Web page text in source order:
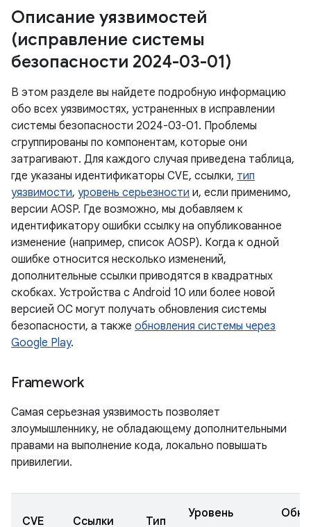
Описание уязвимостей
(исправление системы
безопасности 2024-03-01)
В этом разделе вы найдете подробную информацию
обо всех уязвимостях, устраненных в исправлении
системы безопасности 2024-03-01. Проблемы
сгруппированы по компонентам, которые они
затрагивают. Для каждого случая приведена таблица,
где указаны идентификаторы CVE, ссылки, тип
уязвимости, уровень серьезности и, если применимо,
версии AOSP. Где возможно, мы добавляем к
идентификатору ошибки ссылку на опубликованное
изменение (например, список AOSP). Когда к одной
ошибке относится несколько изменений,
дополнительные ссылки приводятся в квадратных
скобках. Устройства с Android 10 или более новой
версией ОС могут получать обновления системы
безопасности, а также обновления системы через
Google Play.
Framework
Самая серьезная уязвимость позволяет
злоумышленнику, не обладающему дополнительными
правами на выполнение кода, локально повышать
привилегии.
CVE Ссылки Тип
Уровень